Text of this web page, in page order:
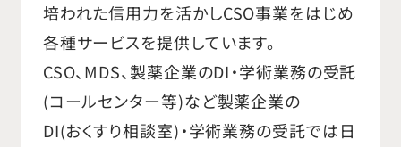
培われた信用力を活かしCSO事業をはじめ
各種サービスを提供しています。
CSO、MDS、製薬企業のDI・学術業務の受託
(コールセンター等)など製薬企業の
DI(おくすり相談室)・学術業務の受託では日